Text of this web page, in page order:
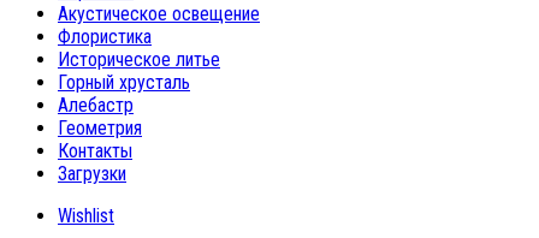
Акустическое освещение
Флористика
Историческое литье
Горный хрусталь
Алебастр
Геометрия
Контакты
Загрузки
Wishlist